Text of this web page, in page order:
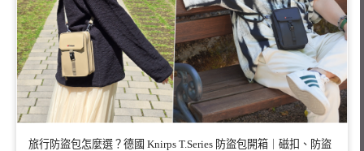
旅行防盜包怎麼選？德國 Knirps T.Series 防盜包開箱｜磁扣、防盜